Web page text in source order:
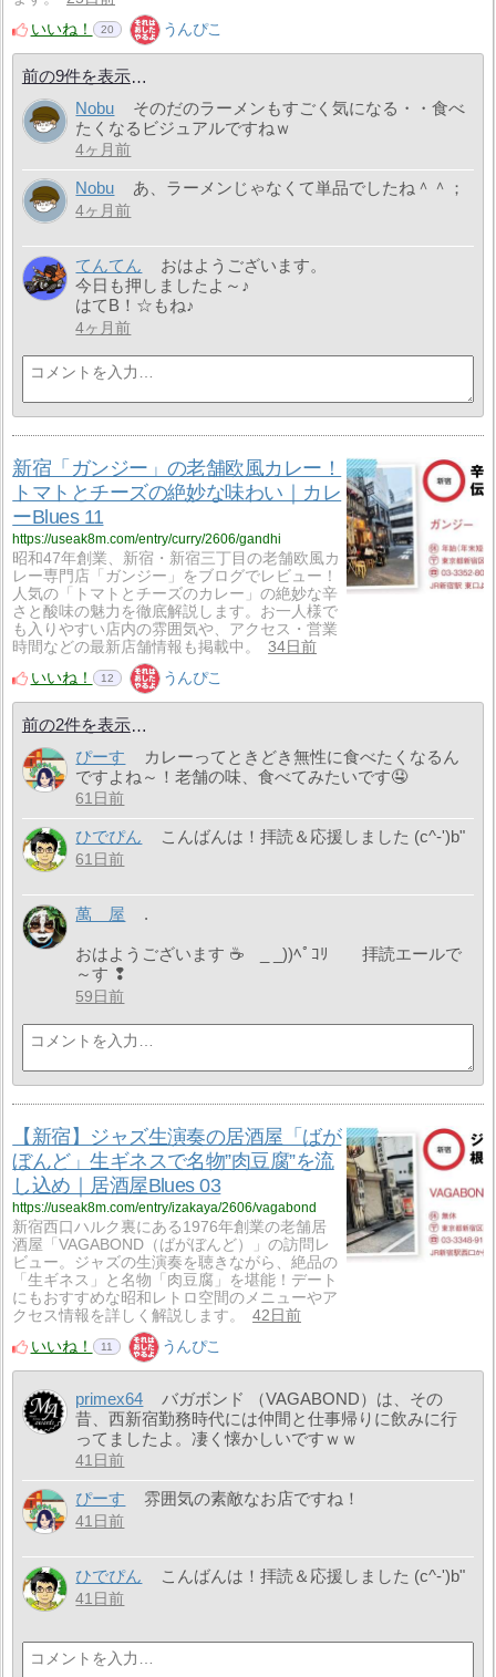
いいね！
20 うんぴこ
前の9件を表示
Nobu
そのだのラーメンもすごく気になる・・食べ
たくなるビジュアルですねｗ
4ヶ月前
Nobu あ、ラーメンじゃなくて単品でしたね＾＾；
4ヶ月前
てんてん
おはようございます。
今日も押しましたよ～♪
はてB！☆もね♪
4ヶ月前
新宿「ガンジー」の老舗欧風カレー！
トマトとチーズの絶妙な味わい｜カレ
ーBlues 11
https://useak8m.com/entry/curry/2606/gandhi
昭和47年創業、新宿・新宿三丁目の老舗欧風カ
レー専門店「ガンジー」をブログでレビュー！
人気の「トマトとチーズのカレー」の絶妙な辛
さと酸味の魅力を徹底解説します。お一人様で
も入りやすい店内の雰囲気や、アクセス・営業
時間などの最新店舗情報も掲載中。
34日前
いいね！
12 うんぴこ
前の2件を表示
ぴーす
カレーってときどき無性に食べたくなるん
ですよね～！老舗の味、食べてみたいです🤤
61日前
ひでぴん こんばんは！拝読＆応援しました (c^-')b"
61日前
萬 屋 .
おはようございます ☕ _ _))ﾍﾟｺﾘ 拝読エールで
～す ❢
59日前
【新宿】ジャズ生演奏の居酒屋「ばが
ぼんど」生ギネスで名物”肉豆腐”を流
し込め｜居酒屋Blues 03
https://useak8m.com/entry/izakaya/2606/vagabond
新宿西口ハルク裏にある1976年創業の老舗居
酒屋「VAGABOND（ばがぼんど）」の訪問レ
ビュー。ジャズの生演奏を聴きながら、絶品の
「生ギネス」と名物「肉豆腐」を堪能！デート
にもおすすめな昭和レトロ空間のメニューやア
クセス情報を詳しく解説します。
42日前
いいね！
11 うんぴこ
primex64
バガボンド （VAGABOND）は、その
昔、西新宿勤務時代には仲間と仕事帰りに飲みに行
ってましたよ。凄く懐かしいですｗｗ
41日前
ぴーす 雰囲気の素敵なお店ですね！
41日前
ひでぴん こんばんは！拝読＆応援しました (c^-')b"
41日前